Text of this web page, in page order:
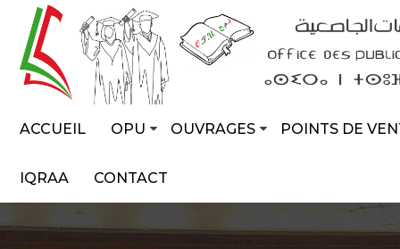
ACCUEIL OPU OUVRAGES POINTS DE
IQRAA CONTACT